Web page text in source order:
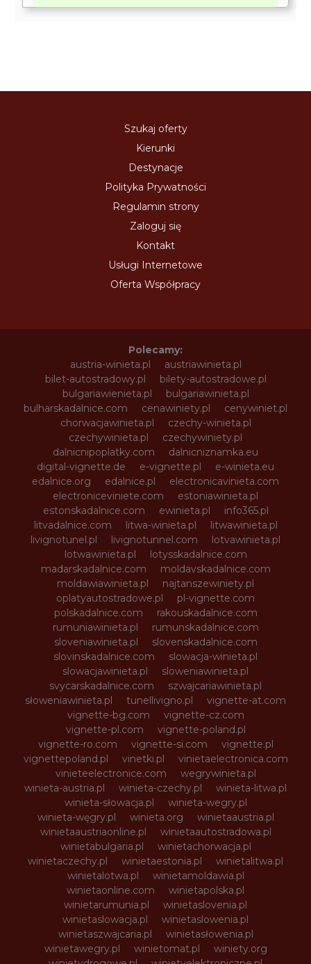
Szukaj oferty
Kierunki
Destynacje
Polityka Prywatności
Regulamin strony
Zaloguj się
Kontakt
Usługi Internetowe
Oferta Współpracy
Polecamy:
austria-winieta.pl
austriawinieta.pl
bilet-autostradowy.pl
bilety-autostradowe.pl
bulgariawienieta.pl
bulgariawinieta.pl
bulharskadalnice.com
cenawiniety.pl
cenywiniet.pl
chorwacjawinieta.pl
czechy-winieta.pl
czechywinieta.pl
czechywiniety.pl
dalnicnipoplatky.com
dalnicniznamka.eu
digital-vignette.de
e-vignette.pl
e-winieta.eu
edalnice.org
edalnice.pl
electronicavinieta.com
electroniceviniete.com
estoniawinieta.pl
estonskadalnice.com
ewinieta.pl
info365.pl
litvadalnice.com
litwa-winieta.pl
litwawinieta.pl
livignotunel.pl
livignotunnel.com
lotvawinieta.pl
lotwawinieta.pl
lotysskadalnice.com
madarskadalnice.com
moldavskadalnice.com
moldawiawinieta.pl
najtanszewiniety.pl
oplatyautostradowe.pl
pl-vignette.com
polskadalnice.com
rakouskadalnice.com
rumuniawinieta.pl
rumunskadalnice.com
sloveniawinieta.pl
slovenskadalnice.com
slovinskadalnice.com
slowacja-winieta.pl
slowacjawinieta.pl
sloweniawinieta.pl
svycarskadalnice.com
szwajcariawinieta.pl
słoweniawinieta.pl
tunellivigno.pl
vignette-at.com
vignette-bg.com
vignette-cz.com
vignette-pl.com
vignette-poland.pl
vignette-ro.com
vignette-si.com
vignette.pl
vignettepoland.pl
vinetki.pl
vinietaelectronica.com
vinieteelectronice.com
wegrywinieta.pl
winieta-austria.pl
winieta-czechy.pl
winieta-litwa.pl
winieta-słowacja.pl
winieta-wegry.pl
winieta-węgry.pl
winieta.org
winietaaustria.pl
winietaaustriaonline.pl
winietaautostradowa.pl
winietabulgaria.pl
winietachorwacja.pl
winietaczechy.pl
winietaestonia.pl
winietalitwa.pl
winietalotwa.pl
winietamoldawia.pl
winietaonline.com
winietapolska.pl
winietarumunia.pl
winietaslovenia.pl
winietaslowacja.pl
winietaslowenia.pl
winietaszwajcaria.pl
winietasłowenia.pl
winietawegry.pl
winietomat.pl
winiety.org